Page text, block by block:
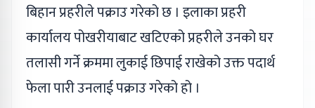
बिहान प्रहरीले पक्राउ गरेको छ । इलाका प्रहरी
कार्यालय पोखरीयाबाट खटिएको प्रहरीले उनको घर
तलासी गर्ने क्रममा लुकाई छिपाई राखेको उक्त पदार्थ
फेला पारी उनलाई पक्राउ गरेको हो ।